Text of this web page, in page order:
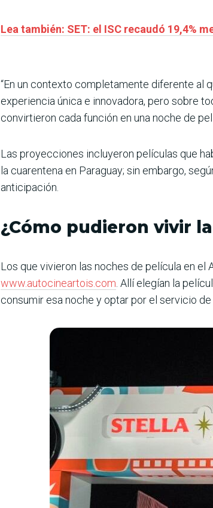
Lea también: SET: el ISC recaudó 19,4%
“En un contexto completamente diferente al
experiencia única e innovadora, pero sobre
convirtieron cada función en una noche de
Las proyecciones incluyeron películas que
la cuarentena en Paraguay; sin embargo,
anticipación.
¿Cómo pudieron vivir
Los que vivieron las noches de película en
www.autocineartois.com . Allí elegían la
consumir esa noche y optar por el servicio